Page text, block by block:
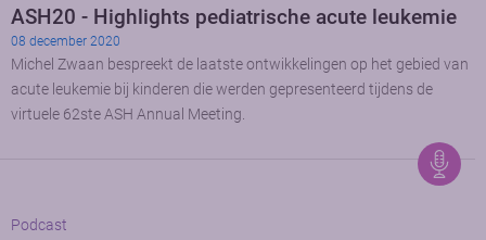
ASH20 - Highlights pediatrische acute leukemie
08 december 2020
Michel Zwaan bespreekt de laatste ontwikkelingen op het gebied van
acute leukemie bij kinderen die werden gepresenteerd tijdens de
virtuele 62ste ASH Annual Meeting.
Podcast